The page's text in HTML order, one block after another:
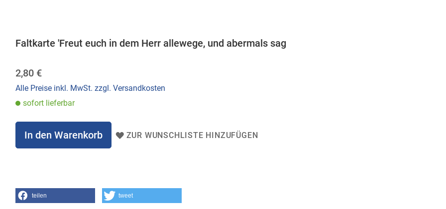
Faltkarte 'Freut euch in dem Herr allewege, und abermals sag
2,80 €
Alle Preise inkl. MwSt. zzgl. Versandkosten
sofort lieferbar
In den Warenkorb ZUR WUNSCHLISTE HINZUFÜGEN
teilen tweet